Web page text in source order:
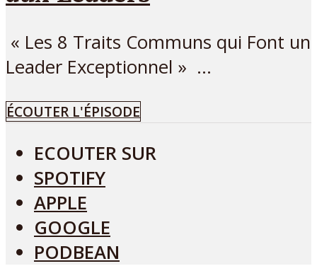
« Les 8 Traits Communs qui Font un
Leader Exceptionnel » ...
ÉCOUTER L'ÉPISODE
ECOUTER SUR
SPOTIFY
APPLE
GOOGLE
PODBEAN